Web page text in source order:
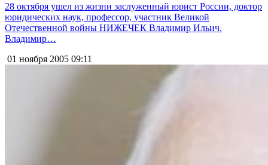
28 октября ушел из жизни заслуженный юрист России, доктор
юридических наук, профессор, участник Великой
Отечественной войны НИЖЕЧЕК Владимир Ильич.
Владимир…
01 ноября 2005 09:11